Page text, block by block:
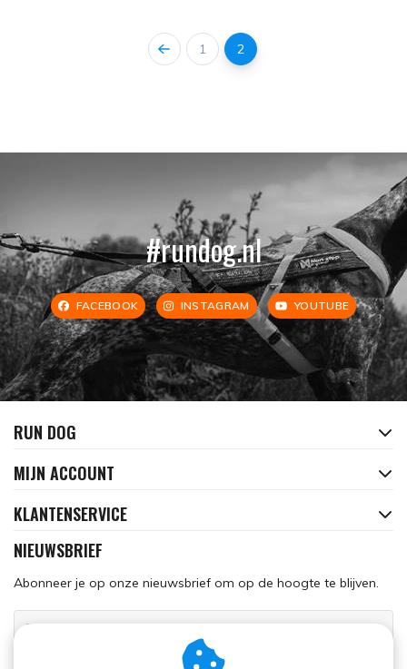
1 2
#rundog.nl
FACEBOOK INSTAGRAM YOUTUBE
RUN DOG
MIJN ACCOUNT
KLANTENSERVICE
NIEUWSBRIEF
Abonneer je op onze nieuwsbrief om op de hoogte te blijven.